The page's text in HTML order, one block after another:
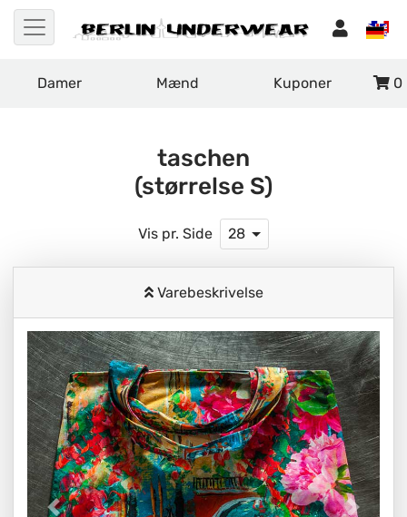
Damer Mænd Kuponer 0
taschen
(størrelse S)
Vis pr. Side 28
Varebeskrivelse